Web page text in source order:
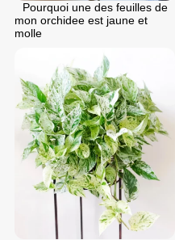
Pourquoi une des feuilles de
mon orchidee est jaune et
molle